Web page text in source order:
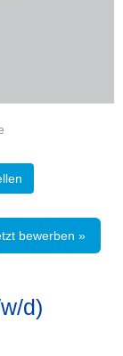
bewerben »
d)